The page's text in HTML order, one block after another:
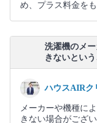
め、プラス料金を
洗濯機のメ
きないとい
ハウスAIRク
メーカーや機種に
きない場合がござ